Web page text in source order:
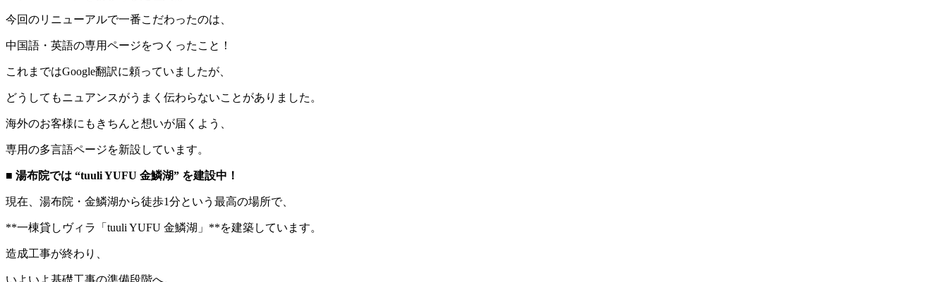
今回のリニューアルで一番こだわったのは、
中国語・英語の専用ページをつくったこと！
これまではGoogle翻訳に頼っていましたが、
どうしてもニュアンスがうまく伝わらないことがありました。
海外のお客様にもきちんと想いが届くよう、
専用の多言語ページを新設しています。
■ 湯布院では “tuuli YUFU 金鱗湖” を建設中！
現在、湯布院・金鱗湖から徒歩1分という最高の場所で、
**一棟貸しヴィラ「tuuli YUFU 金鱗湖」**を建築しています。
造成工事が終わり、
いよいよ基礎工事の準備段階へ。